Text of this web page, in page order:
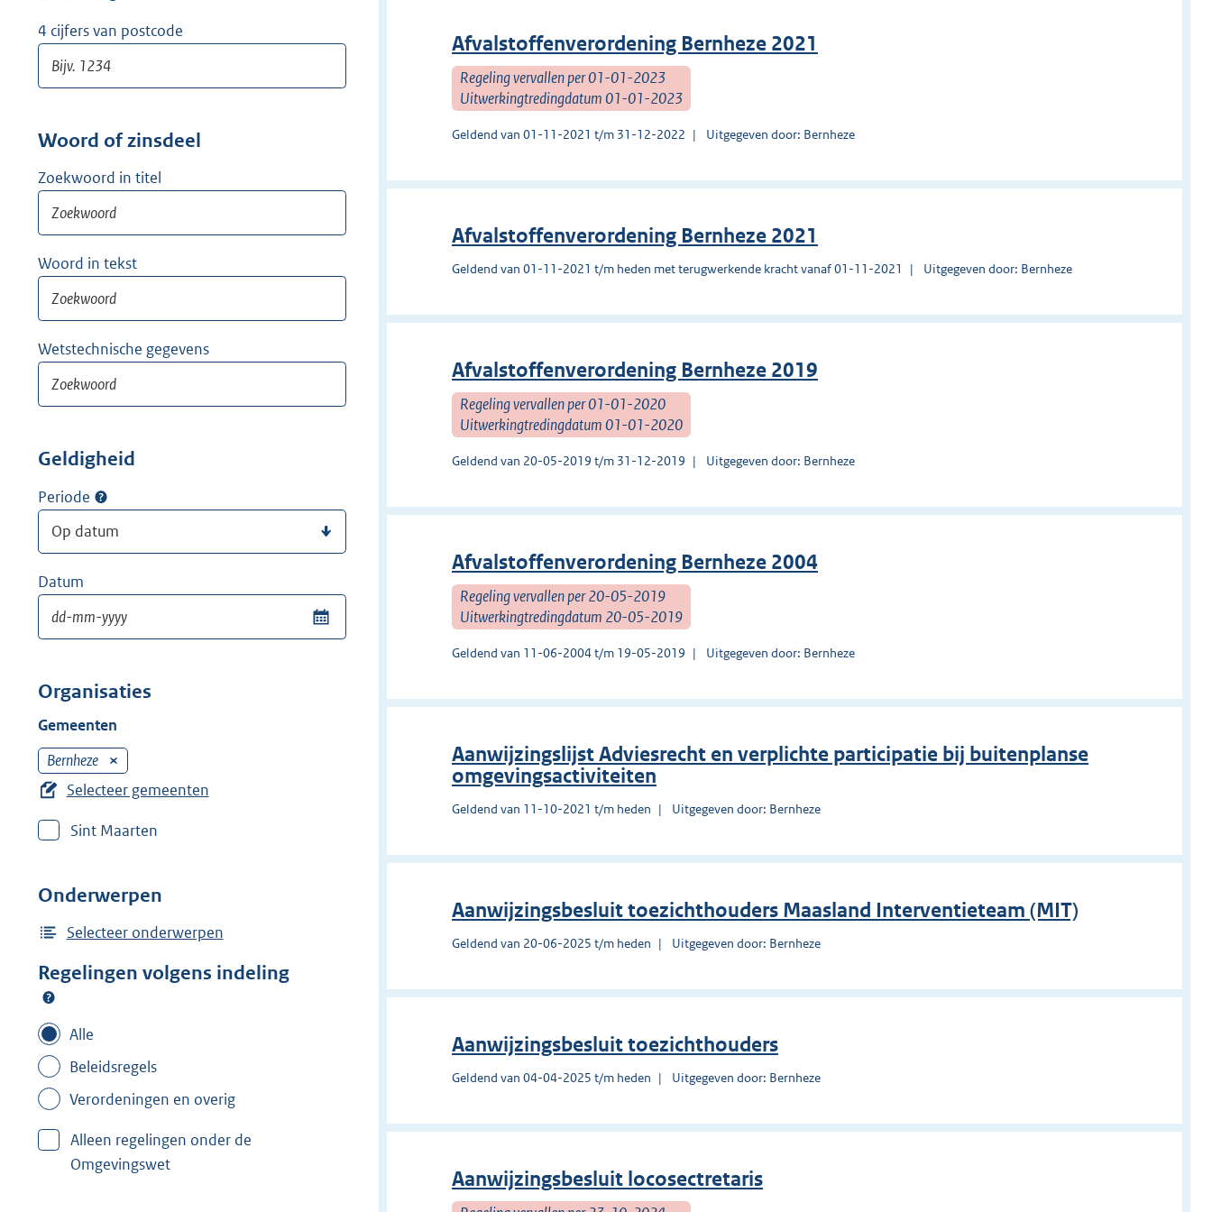
i
4 cijfers van postcode
Woord of zinsdeel
Zoekwoord in titel
Woord in tekst
Wetstechnische gegevens
Geldigheid
Periode
Datum
Organisaties
Gemeenten
Bernheze
e
w
d
e
f
e
r
B
e
Selecteer gemeenten
Sint Maarten
Onderwerpen
Selecteer onderwerpen
Regelingen volgens indeling
Alle
Beleidsregels
Verordeningen en overig
Alleen regelingen onder de
Omgevingswet
Afvalstoffenverordening Bernheze 2021
Regeling vervallen per 01-01-2023
Uitwerkingtredingdatum 01-01-2023
Geldend van 01-11-2021 t/m 31-12-2022 Uitgegeven door: Bernheze
Afvalstoffenverordening Bernheze 2021
Geldend van 01-11-2021 t/m heden met terugwerkende kracht vanaf 01-11-2021 Uitgegeven door: Bernheze
Afvalstoffenverordening Bernheze 2019
Regeling vervallen per 01-01-2020
Uitwerkingtredingdatum 01-01-2020
Geldend van 20-05-2019 t/m 31-12-2019 Uitgegeven door: Bernheze
Afvalstoffenverordening Bernheze 2004
Regeling vervallen per 20-05-2019
Uitwerkingtredingdatum 20-05-2019
Geldend van 11-06-2004 t/m 19-05-2019 Uitgegeven door: Bernheze
Aanwijzingslijst Adviesrecht en verplichte participatie bij buitenplanse
omgevingsactiviteiten
Geldend van 11-10-2021 t/m heden Uitgegeven door: Bernheze
Aanwijzingsbesluit toezichthouders Maasland Interventieteam (MIT)
Geldend van 20-06-2025 t/m heden Uitgegeven door: Bernheze
Aanwijzingsbesluit toezichthouders
Geldend van 04-04-2025 t/m heden Uitgegeven door: Bernheze
Aanwijzingsbesluit locosectretaris